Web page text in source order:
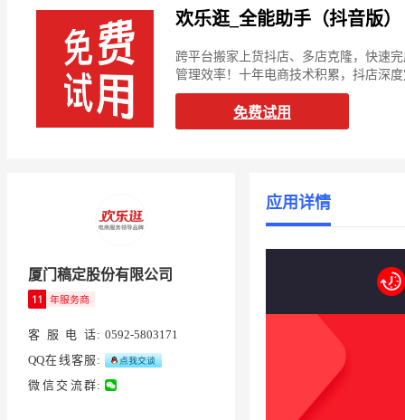
欢乐逛_全能助手（抖音版）
跨平台搬家上货抖店、多店克隆，快速
管理效率！十年电商技术积累，抖店深
免费试用
厦门稿定股份有限公司
客服电话: 0592-5803171
QQ在线客服 :
微信交流群:
应用详情